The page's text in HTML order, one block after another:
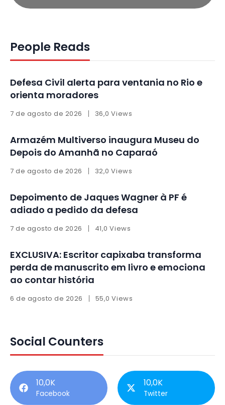
People Reads
Defesa Civil alerta para ventania no Rio e
orienta moradores
7 de agosto de 2026 36,0 Views
Armazém Multiverso inaugura Museu do
Depois do Amanhã no Caparaó
7 de agosto de 2026 32,0 Views
Depoimento de Jaques Wagner à PF é
adiado a pedido da defesa
7 de agosto de 2026 41,0 Views
EXCLUSIVA: Escritor capixaba transforma
perda de manuscrito em livro e emociona
ao contar história
6 de agosto de 2026 55,0 Views
Social Counters
10,0K
Facebook
10,0K
Twitter